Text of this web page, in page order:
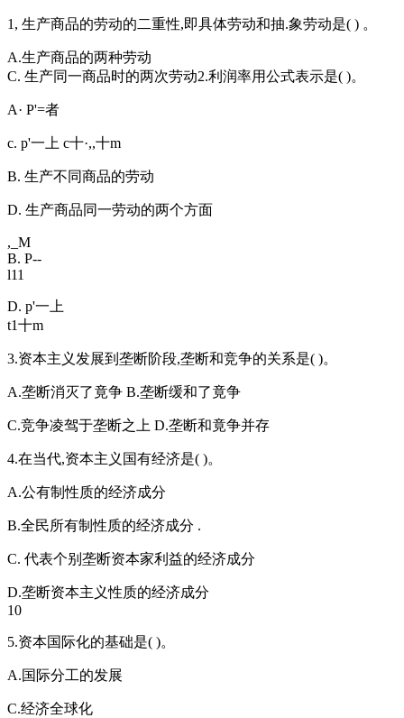
1, 生产商品的劳动的二重性,即具体劳动和抽.象劳动是( ) 。
A.生产商品的两种劳动
C. 生产同一商品时的两次劳动2.利润率用公式表示是( )。
A· P'=者
c. p'一上 c十·,,十m
B. 生产不同商品的劳动
D. 生产商品同一劳动的两个方面
,_M
B. P--
l11
D. p'一上
t1十m
3.资本主义发展到垄断阶段,垄断和竞争的关系是( )。
A.垄断消灭了竟争 B.垄断缓和了竟争
C.竞争凌驾于垄断之上 D.垄断和竟争并存
4.在当代,资本主义国有经济是( )。
A.公有制性质的经济成分
B.全民所有制性质的经济成分 .
C. 代表个别垄断资本家利益的经济成分
D.垄断资本主义性质的经济成分
10
5.资本国际化的基础是( )。
A.国际分工的发展
C.经济全球化